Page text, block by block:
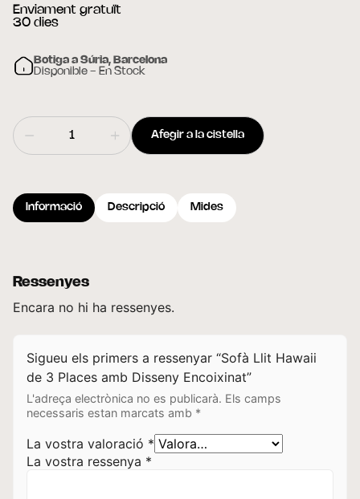
Enviament gratuït
30 dies
Botiga a Súria, Barcelona
Disponible - En Stock
Afegir a la cistella
Informació Descripció Mides
Ressenyes
Encara no hi ha ressenyes.
Sigueu els primers a ressenyar “Sofà Llit Hawaii
de 3 Places amb Disseny Encoixinat”
L'adreça electrònica no es publicarà. Els camps
necessaris estan marcats amb *
La vostra valoració *
La vostra ressenya *